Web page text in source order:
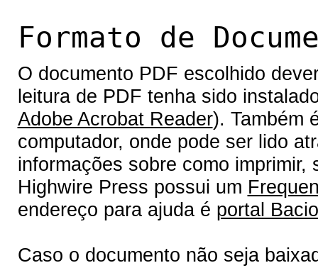
Formato de
O documento PDF escolhido
leitura de PDF tenha sido
Adobe Acrobat Reader). Também
computador, onde pode ser lido
informações sobre como
Highwire Press possui um
endereço para ajuda é portal
Caso o documento não seja